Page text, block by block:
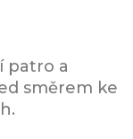
patro a
směrem ke